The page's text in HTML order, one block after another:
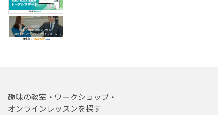
趣味の教室・ワークショップ・
オンラインレッスンを探す